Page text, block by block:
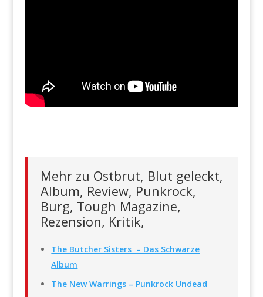
Mehr zu Ostbrut, Blut geleckt,
Album, Review, Punkrock,
Burg, Tough Magazine,
Rezension, Kritik,
The Butcher Sisters – Das Schwarze
Album
The New Warrings – Punkrock Undead